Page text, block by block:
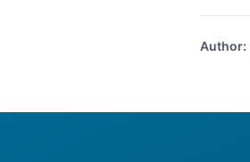
Author: